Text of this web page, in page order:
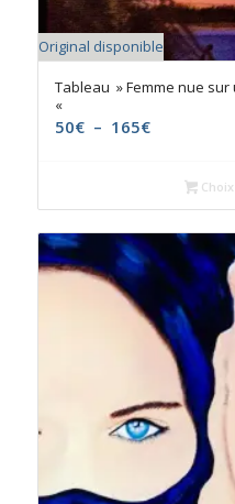
Original disponible
Tableau » Femme nue
«
50€ – 165€Plage
prix :
50€
à
165€